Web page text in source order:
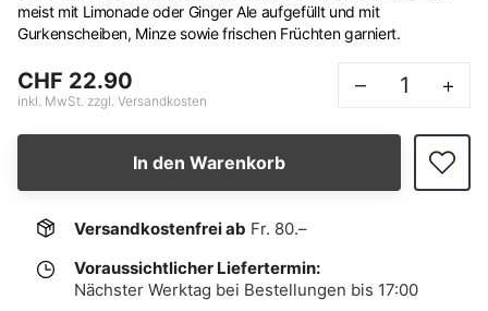
meist mit Limonade oder Ginger Ale aufgefüllt und mit
Gurkenscheiben, Minze sowie frischen Früchten garniert.
CHF 22.90
inkl. MwSt. zzgl. Versandkosten
– +
In den Warenkorb
Versandkostenfrei ab Fr. 80.–
Voraussichtlicher Liefertermin:
Nächster Werktag bei Bestellungen bis 17:00